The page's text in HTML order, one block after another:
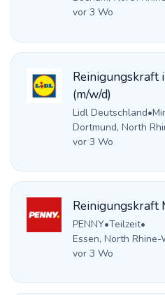
vor 3 Wo
Reinigungskraft
(m/w/d)
Lidl Deutschland•
Dortmund, North
vor 3 Wo
Reinigungskraft
PENNY•Teilzeit•
Essen, North
vor 3 Wo